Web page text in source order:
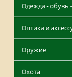
Одежда - обувь
Оптика и
Оружие
Охота